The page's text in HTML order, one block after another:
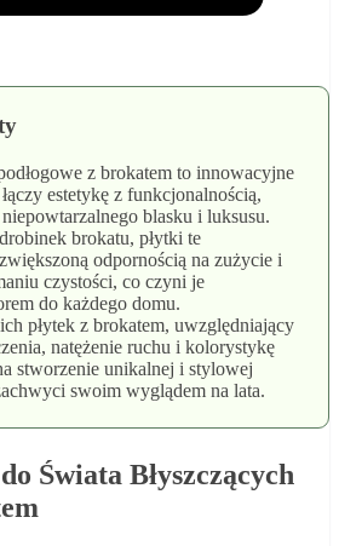
z brokatem to innowacyjne
estetykę z funkcjonalnością,
blasku i luksusu.
brokatu, płytki te
odpornością na zużycie i
czystości, co czyni je
do każdego domu.
płytek z brokatem, uwzględniający
natężenie ruchu i kolorystykę
stworzenie unikalnej i stylowej
swoim wyglądem na lata.
Świata Błyszczących